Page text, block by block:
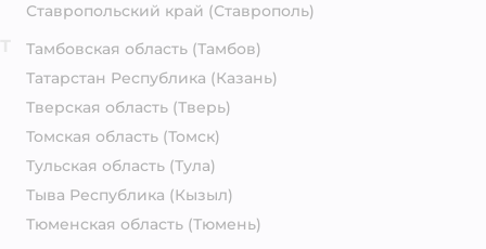
Ставропольский край (Ставрополь)
Тамбовская область (Тамбов)
Татарстан Республика (Казань)
Тверская область (Тверь)
Томская область (Томск)
Тульская область (Тула)
Тыва Республика (Кызыл)
Тюменская область (Тюмень)